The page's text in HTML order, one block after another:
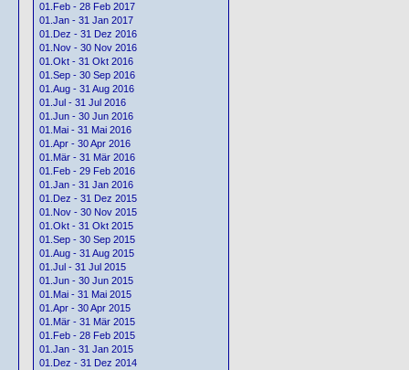
01.Feb - 28 Feb 2017
01.Jan - 31 Jan 2017
01.Dez - 31 Dez 2016
01.Nov - 30 Nov 2016
01.Okt - 31 Okt 2016
01.Sep - 30 Sep 2016
01.Aug - 31 Aug 2016
01.Jul - 31 Jul 2016
01.Jun - 30 Jun 2016
01.Mai - 31 Mai 2016
01.Apr - 30 Apr 2016
01.Mär - 31 Mär 2016
01.Feb - 29 Feb 2016
01.Jan - 31 Jan 2016
01.Dez - 31 Dez 2015
01.Nov - 30 Nov 2015
01.Okt - 31 Okt 2015
01.Sep - 30 Sep 2015
01.Aug - 31 Aug 2015
01.Jul - 31 Jul 2015
01.Jun - 30 Jun 2015
01.Mai - 31 Mai 2015
01.Apr - 30 Apr 2015
01.Mär - 31 Mär 2015
01.Feb - 28 Feb 2015
01.Jan - 31 Jan 2015
01.Dez - 31 Dez 2014